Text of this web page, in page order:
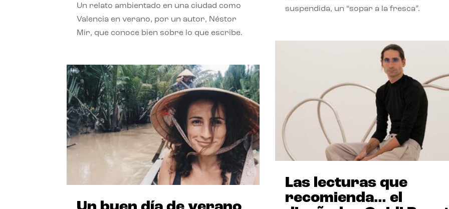
Un relato ambientado en una ciudad como
Valencia en verano, por un autor, Néstor
Mir, que conoce bien sobre lo que escribe.
suspendida, un “sopar a la fresca”.
Las lecturas que
recomienda… el